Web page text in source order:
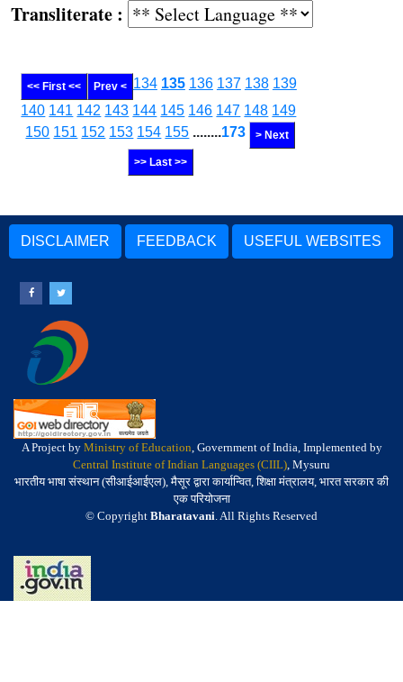
:
<< First << Prev < 134 135 136 137 138 139
140 141 142 143 144 145 146 147 148 149
150 151 152 153 154 155 ........173 > Next
>> Last >>
DISCLAIMER FEEDBACK USEFUL WEBSITES
A Project by Ministry of Education, Government of India, Implemented by
Central Institute of Indian Languages (CIIL), Mysuru
भारतीय भाषा संस्थान (सीआईआईएल), मैसूर द्वारा कार्यान्वित, शिक्षा मंत्रालय, भारत सरकार की
एक परियोजना
© Copyright Bharatavani. All Rights Reserved